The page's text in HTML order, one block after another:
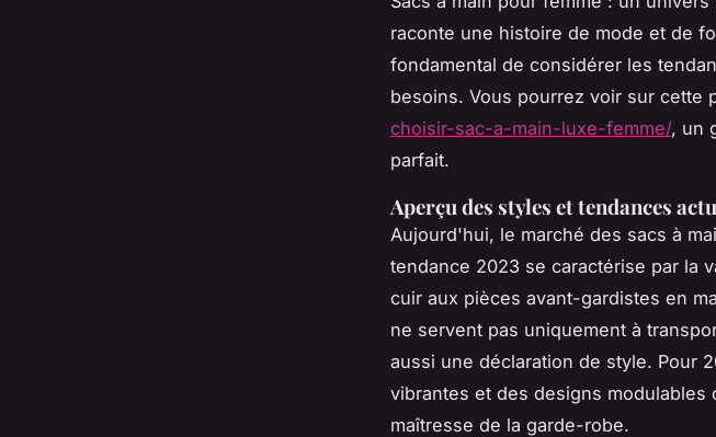
raconte une histoire de mode et de
fondamental de considérer les
besoins. Vous pourrez voir sur cette
choisir-sac-a-main-luxe-femme/, un
parfait.
Aperçu des styles et tendances
Aujourd'hui, le marché des sacs à
tendance 2023 se caractérise par la
cuir aux pièces avant-gardistes en
ne servent pas uniquement à
aussi une déclaration de style. Pour
vibrantes et des designs
maîtresse de la garde-robe.